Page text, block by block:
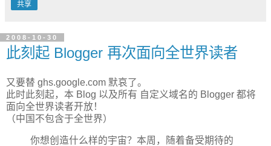
共享
2008-10-30
此刻起 Blogger 再次面向全世界读者
又要替 ghs.google.com 默哀了。
此时此刻起，本 Blog 以及所有 自定义域名的 Blogger 都将
面向全世界读者开放！
（中国不包含于全世界）
你想创造什么样的宇宙？本周，随着备受期待的